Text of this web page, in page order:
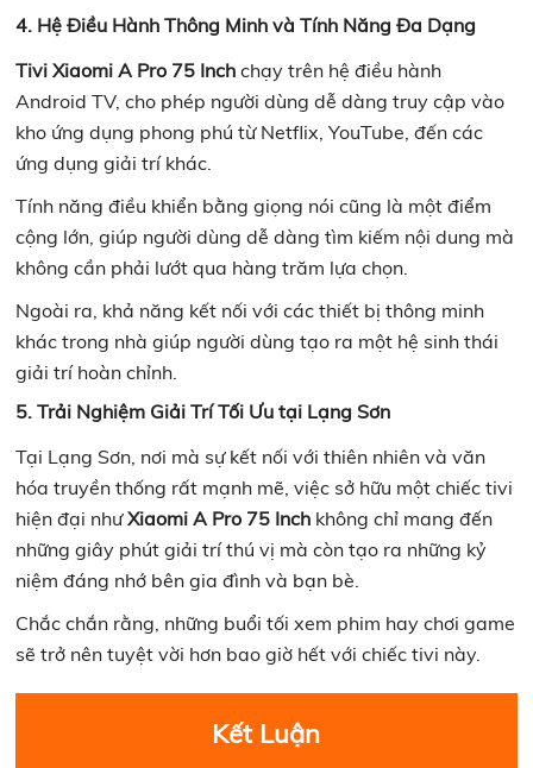
4. Hệ Điều Hành Thông Minh và Tính Năng Đa Dạng
Tivi Xiaomi A Pro 75 Inch chạy trên hệ điều hành
Android TV, cho phép người dùng dễ dàng truy cập vào
kho ứng dụng phong phú từ Netflix, YouTube, đến các
ứng dụng giải trí khác.
Tính năng điều khiển bằng giọng nói cũng là một điểm
cộng lớn, giúp người dùng dễ dàng tìm kiếm nội dung mà
không cần phải lướt qua hàng trăm lựa chọn.
Ngoài ra, khả năng kết nối với các thiết bị thông minh
khác trong nhà giúp người dùng tạo ra một hệ sinh thái
giải trí hoàn chỉnh.
5. Trải Nghiệm Giải Trí Tối Ưu tại Lạng Sơn
Tại Lạng Sơn, nơi mà sự kết nối với thiên nhiên và văn
hóa truyền thống rất mạnh mẽ, việc sở hữu một chiếc tivi
hiện đại nhưXiaomi A Pro 75 Inch không chỉ mang đến
những giây phút giải trí thú vị mà còn tạo ra những kỷ
niệm đáng nhớ bên gia đình và bạn bè.
Chắc chắn rằng, những buổi tối xem phim hay chơi game
sẽ trở nên tuyệt vời hơn bao giờ hết với chiếc tivi này.
Kết Luận